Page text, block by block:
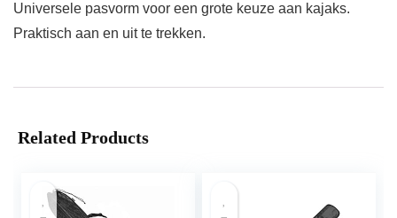
Universele pasvorm voor een grote keuze aan kajaks.
Praktisch aan en uit te trekken.
Related Products